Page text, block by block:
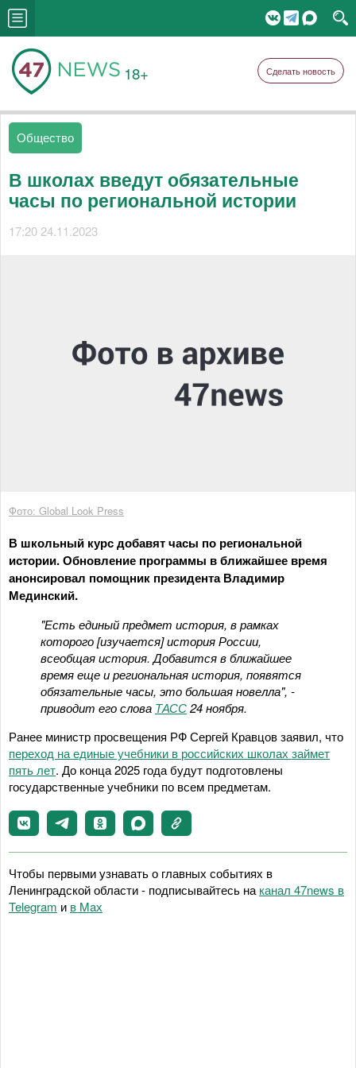
18+ Сделать новость
Общество
В школах введут обязательные
часы по региональной истории
17:20 24.11.2023
Фото: Global Look Press
В школьный курс добавят часы по региональной
истории. Обновление программы в ближайшее время
анонсировал помощник президента Владимир
Мединский.
"Есть единый предмет история, в рамках
которого [изучается] история России,
всеобщая история. Добавится в ближайшее
время еще и региональная история, появятся
обязательные часы, это большая новелла", -
приводит его слова ТАСС24 ноября.
Ранее министр просвещения РФ Сергей Кравцов заявил, что
переход на единые учебники в российских школах займет
пять лет. До конца 2025 года будут подготовлены
государственные учебники по всем предметам.
Чтобы первыми узнавать о главных событиях в
Ленинградской области - подписывайтесь на канал 47news в
Telegram и в Maх